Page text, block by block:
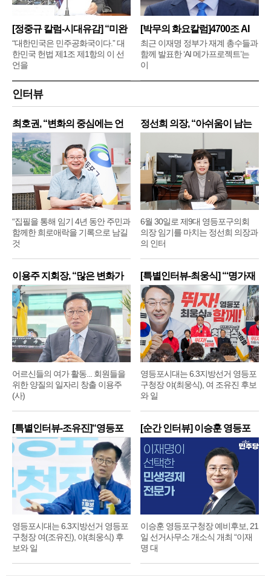
[정중규 칼럼-시대유감] “미완
“대한민국은 민주공화국이다.” 대
한민국 헌법 제1조 제1항의 이 선
언을
[박무의 화요칼럼]4700조 AI
메
최근 이재명 정부가 재계 총수들과
함께 발표한 ‘AI 메가프로젝트’는
이
인터뷰
최호권, “변화의 중심에는 언
제
“집필을 통해 임기 4년 동안 주민과
함께한 희로애락을 기록으로 남길
것
정선희 의장, “아쉬움이 남는
6월 30일로 제9대 영등포구의회
의장 임기를 마치는 정선희 의장과
의 인터
이용주 지회장, “많은 변화가
어르신들의 여가 활동... 회원들을
위한 양질의 일자리 창출 이용주
(사)
[특별인터뷰-최웅식] “‘명가재
영등포시대는 6.3지방선거 영등포
구청장 야(최웅식), 여 조유진 후보
와 일
[특별인터뷰-조유진]“영등포
구
영등포시대는 6.3지방선거 영등포
구청장 여(조유진), 야(최웅식) 후
보와 일
[순간 인터뷰] 이승훈 영등포
구
이승훈 영등포구청장 예비후보, 21
일 선거사무소 개소식 개최 “이재
명 대